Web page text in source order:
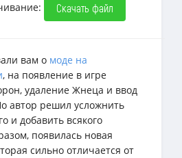
Скачать файл
вам о моде на
, на появление в игре
удаление Жнеца и ввод
автор решил усложнить
и добавить всякого
появилась новая
сильно отличается от